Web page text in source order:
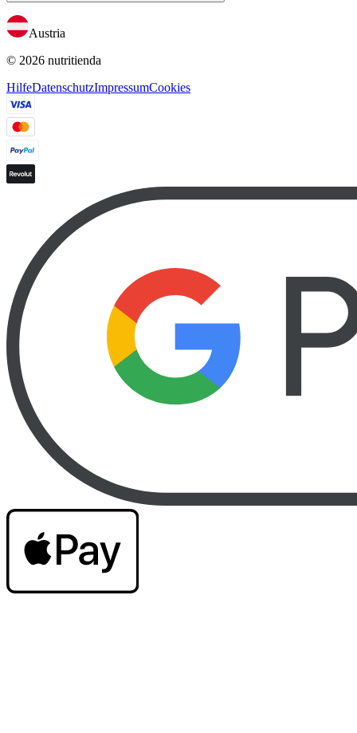
Austria
© 2026 nutritienda
HilfeDatenschutzImpressumCookies